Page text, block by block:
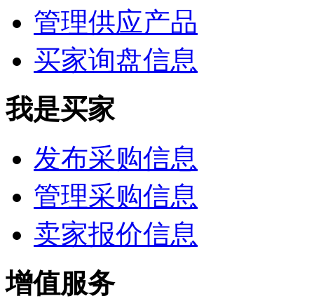
管理供应产品
买家询盘信息
我是买家
发布采购信息
管理采购信息
卖家报价信息
增值服务